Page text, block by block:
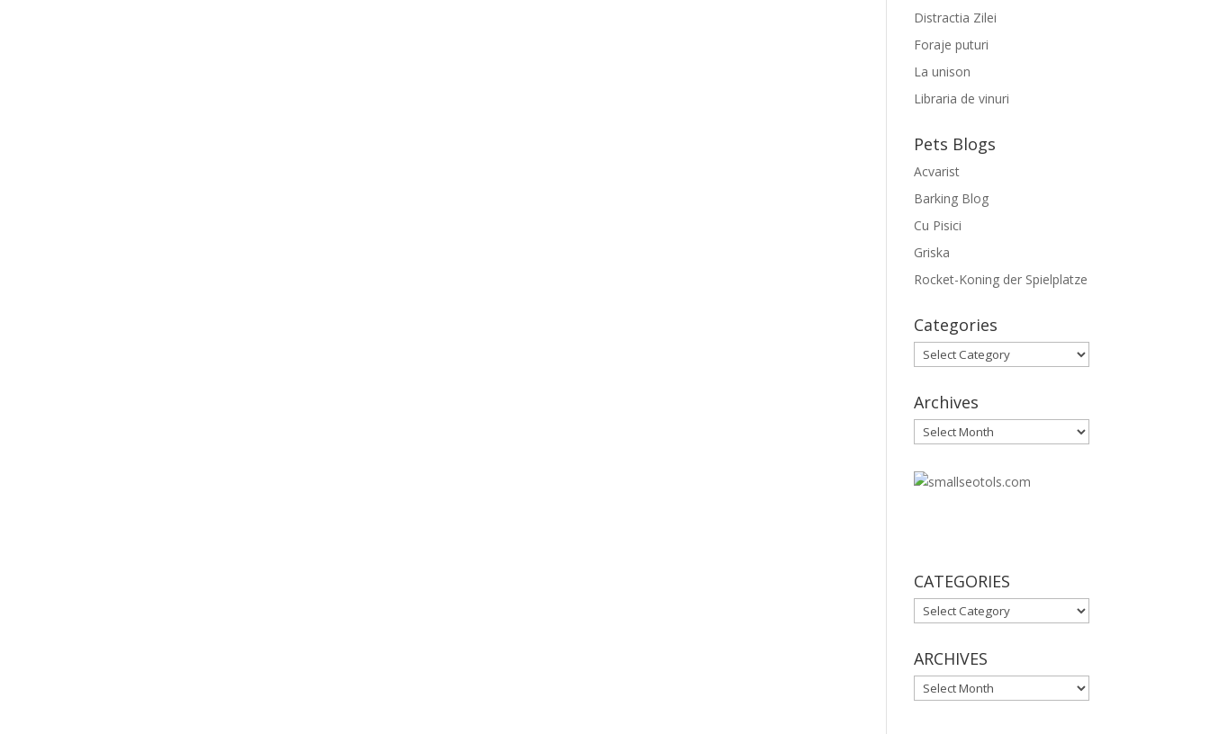
Distractia Zilei
Foraje puturi
La unison
Libraria de vinuri
Pets Blogs
Acvarist
Barking Blog
Cu Pisici
Griska
Rocket-Koning der Spielplatze
Categories
Categories
Archives
Archives
CATEGORIES
CATEGORIES
ARCHIVES
ARCHIVES